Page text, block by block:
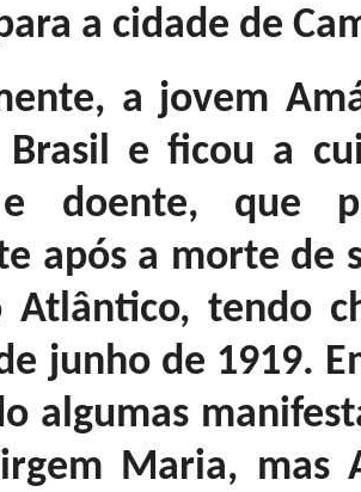
a cidade de
a jovem
Brasil e ficou a
doente, que
após a morte de
Atlântico, tendo
junho de 1919.
algumas
Maria, mas